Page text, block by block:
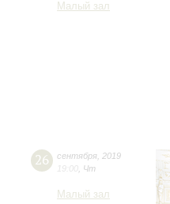
Малый зал
26 сентября 2019
19:00 Чт
Малый зал